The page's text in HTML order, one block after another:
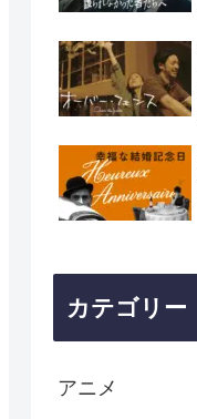
カテゴリー
アニメ